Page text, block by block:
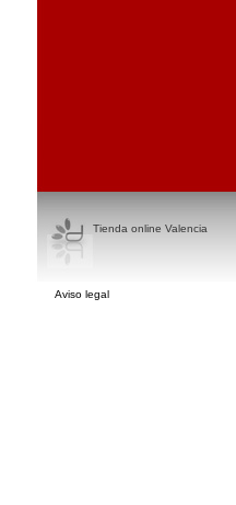
Tienda online Valencia
Aviso legal